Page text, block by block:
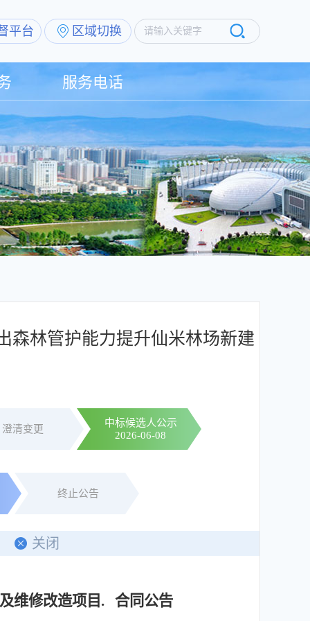
平台 区域切换 请输入关键字
服务电话
森林管护能力提升仙米林场新建
澄清变更
中标候选人公示
2026-06-08
终止公告
关闭
维修改造项目. 合同公告